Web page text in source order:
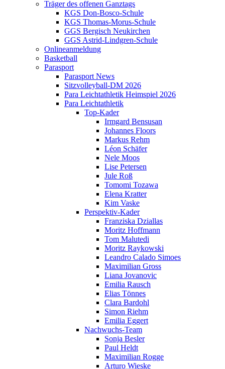
Träger des offenen Ganztags
KGS Don-Bosco-Schule
KGS Thomas-Morus-Schule
GGS Bergisch Neukirchen
GGS Astrid-Lindgren-Schule
Onlineanmeldung
Basketball
Parasport
Parasport News
Sitzvolleyball-DM 2026
Para Leichtathletik Heimspiel 2026
Para Leichtathletik
Top-Kader
Irmgard Bensusan
Johannes Floors
Markus Rehm
Léon Schäfer
Nele Moos
Lise Petersen
Jule Roß
Tomomi Tozawa
Elena Kratter
Kim Vaske
Perspektiv-Kader
Franziska Dziallas
Moritz Hoffmann
Tom Malutedi
Moritz Raykowski
Leandro Calado Simoes
Maximilian Gross
Liana Jovanovic
Emilia Rausch
Elias Tönnes
Clara Bardohl
Simon Riehm
Emilia Eggert
Nachwuchs-Team
Sonja Besler
Paul Heldt
Maximilian Rogge
Arturo Wieske